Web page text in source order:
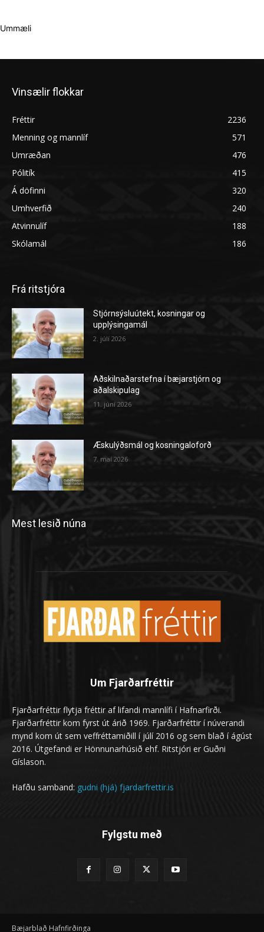
Ummæli
Vinsælir flokkar
Fréttir
2236
Menning og mannlíf
571
Umræðan
476
Pólitík
415
Á döfinni
320
Umhverfið
240
Atvinnulíf
188
Skólamál
186
Frá ritstjóra
Stjórnsýsluútekt, kosningar og
upplýsingamál
2. júlí 2026
Aðskilnaðarstefna í bæjarstjórn og
aðalskipulag
11. júní 2026
Æskulýðsmál og kosningaloforð
7. maí 2026
Mest lesið núna
Um Fjarðarfréttir
Fjarðarfréttir flytja fréttir af lifandi mannlífi í Hafnarfirði.
Fjarðarfréttir kom fyrst út árið 1969. Fjarðarfréttir í núverandi
mynd kom út sem veffréttamiðill í júlí 2016 og sem blað í ágúst
2016. Útgefandi er Hönnunarhúsið ehf. Ritstjóri er Guðni
Gíslason.
Hafðu samband: gudni (hjá) fjardarfrettir.is
Fylgstu með
Bæjarblað Hafnfirðinga